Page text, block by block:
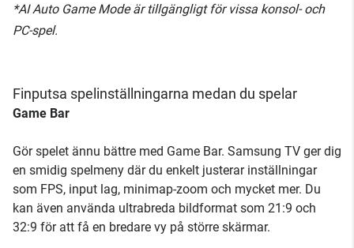
*AI Auto Game Mode är tillgängligt för vissa konsol- och
PC-spel.
Finputsa spelinställningarna medan du spelar
Game Bar
Gör spelet ännu bättre med Game Bar. Samsung TV ger dig
en smidig spelmeny där du enkelt justerar inställningar
som FPS, input lag, minimap-zoom och mycket mer. Du
kan även använda ultrabreda bildformat som 21:9 och
32:9 för att få en bredare vy på större skärmar.